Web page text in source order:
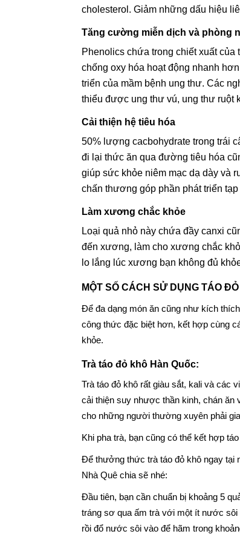
cholesterol. Giảm những dấu hiệu
Tăng cường miễn dịch và phòng
Phenolics chứa trong chiết xuất của
chống oxy hóa hoạt động nhanh
triển của mầm bệnh ung thư. Các
thiểu được ung thư vú, ung thư ruột
Cải thiện hệ tiêu hóa
50% lượng cacbohydrate trong trái
đi lại thức ăn qua đường tiêu hóa
giúp sức khỏe niêm mạc dạ dày và
chấn thương góp phần phát triển
Làm xương chắc khỏe
Loại quả nhỏ này chứa đầy canxi
đến xương, làm cho xương chắc
lo lắng lúc xương bạn không đủ
MỘT SỐ CÁCH SỬ DỤNG TÁO
Để đa dạng món ăn cũng như kích
công thức đặc biệt hơn, kết hợp cùng
khỏe.
Trà táo đỏ khô Hàn Quốc:
Trà táo đỏ khô rất giàu sắt, kali và các
cải thiện suy nhược thần kinh, chán ăn
cho những người thường xuyên phải
Khi pha trà, bạn cũng có thể kết hợp
Để thưởng thức trà táo đỏ khô ngay tại
Nhà Quê chia sẽ nhé:
Đầu tiên, bạn cần chuẩn bị khoảng 5
tráng sơ qua ấm trà với một ít nước sôi
rồi đổ nước sôi vào để hãm trong